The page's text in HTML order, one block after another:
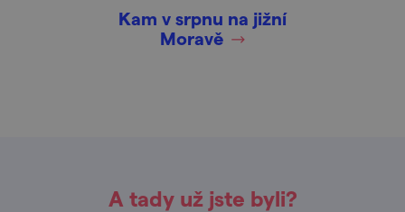
Kam v srpnu na jižní
Moravě
A tady už jste byli?